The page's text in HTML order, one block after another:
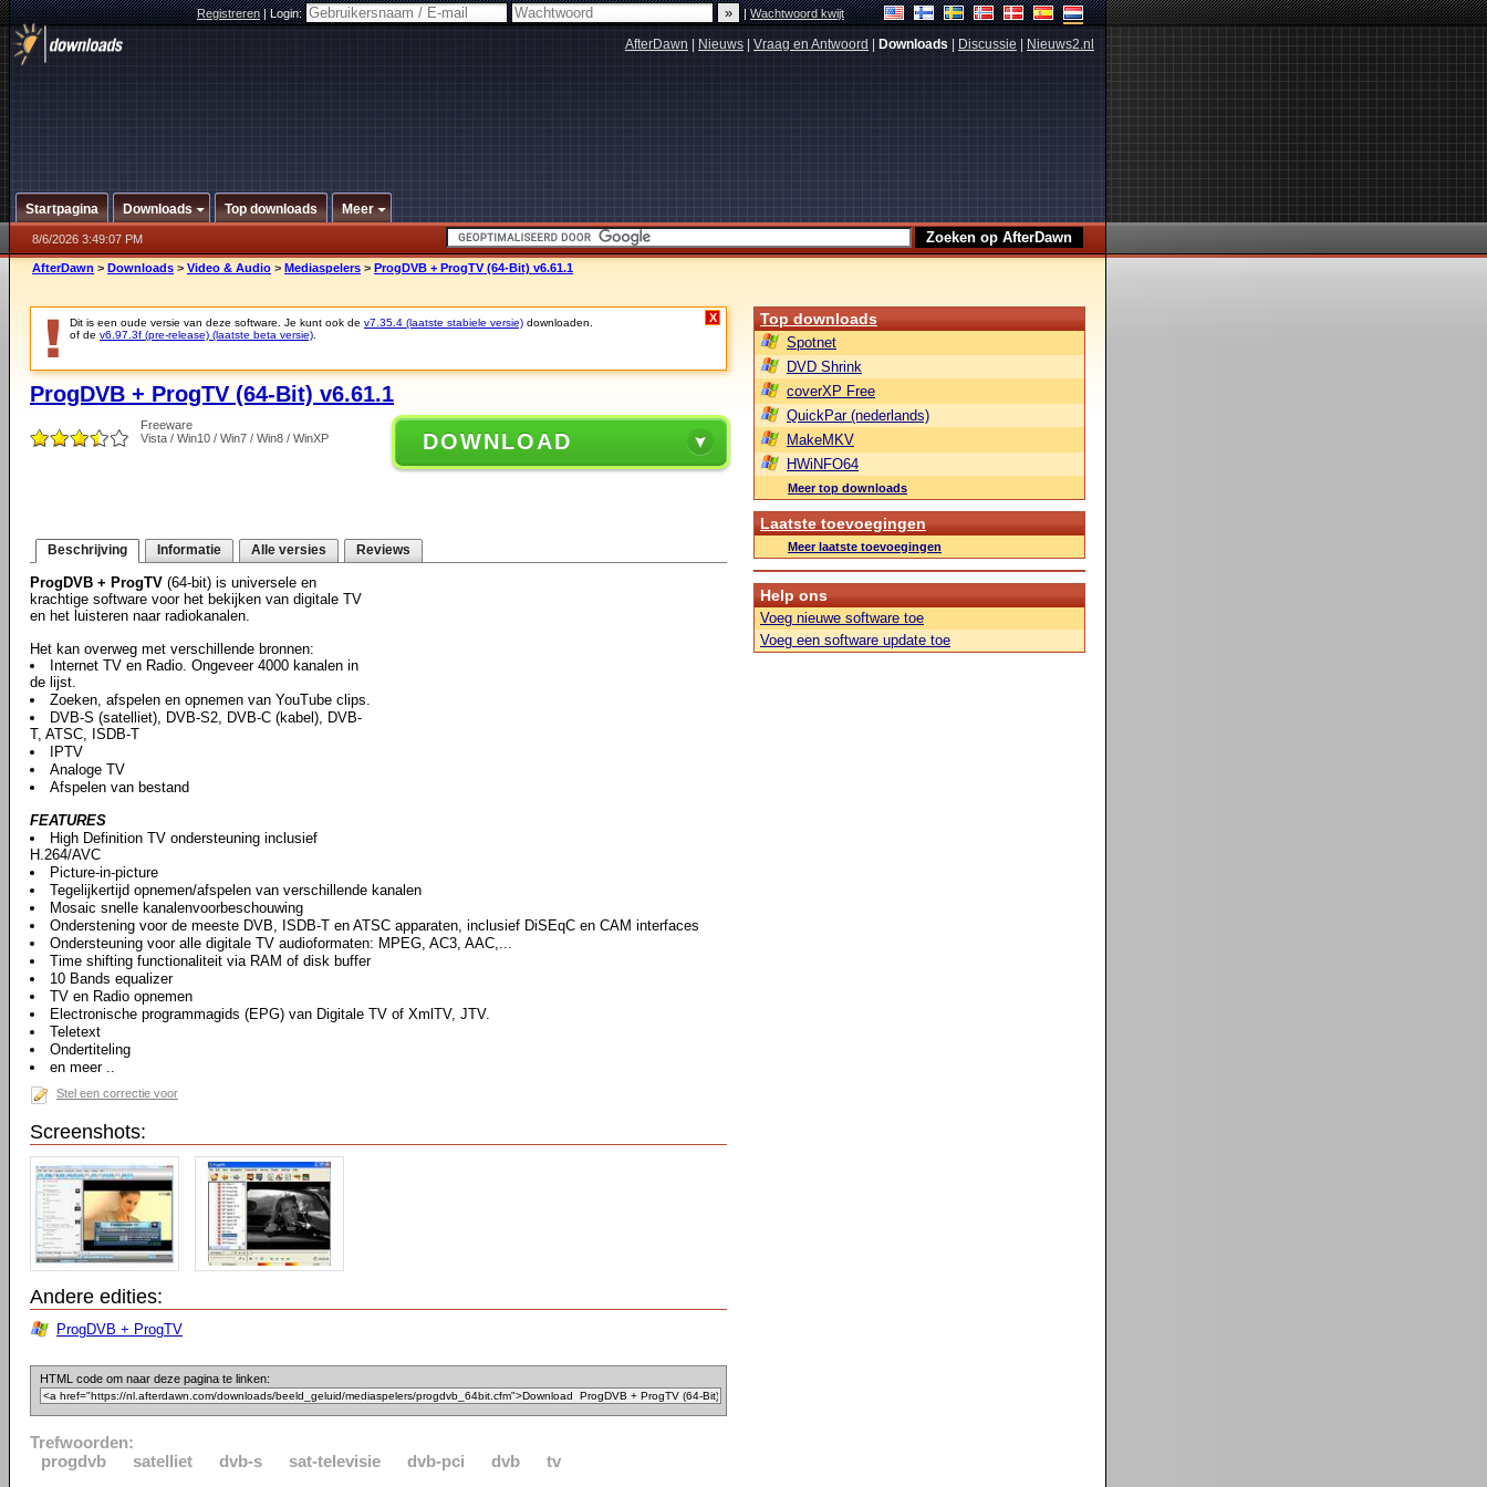
Registreren|Login: |Wachtwoord kwijt
AfterDawn Nieuws Vraag en Antwoord Downloads Discussie Nieuws2.nl
Startpagina Downloads Top downloads Meer
8/6/2026 3:49:07 PM
AfterDawn > Downloads > Video & Audio > Mediaspelers > ProgDVB + ProgTV (64-Bit) v6.61.1
Dit is een oude versie van deze software. Je kunt ook de v7.35.4 (laatste stabiele versie) downloaden.
of de v6.97.3f (pre-release) (laatste beta versie)
X
ProgDVB + ProgTV (64-Bit) v6.61.1
Freeware
Vista / Win10 / Win7 / Win8 / WinXP
DOWNLOAD
Beschrijving Informatie Alle versies Reviews
ProgDVB + ProgTV (64-bit) is universele en
krachtige software voor het bekijken van digitale TV
en het luisteren naar radiokanalen.
Het kan overweg met verschillende bronnen:
Internet TV en Radio. Ongeveer 4000 kanalen in
de lijst.
Zoeken, afspelen en opnemen van YouTube clips.
DVB-S (satelliet), DVB-S2, DVB-C (kabel), DVB-
T, ATSC, ISDB-T
IPTV
Analoge TV
Afspelen van bestand
FEATURES
High Definition TV ondersteuning inclusief
H.264/AVC
Picture-in-picture
Tegelijkertijd opnemen/afspelen van verschillende kanalen
Mosaic snelle kanalenvoorbeschouwing
Onderstening voor de meeste DVB, ISDB-T en ATSC apparaten, inclusief DiSEqC en CAM interfaces
Ondersteuning voor alle digitale TV audioformaten: MPEG, AC3, AAC,...
Time shifting functionaliteit via RAM of disk buffer
10 Bands equalizer
TV en Radio opnemen
Electronische programmagids (EPG) van Digitale TV of XmlTV, JTV.
Teletext
Ondertiteling
en meer ..
Stel een correctie voor
Screenshots:
Andere edities:
ProgDVB + ProgTV
HTML code om naar deze pagina te linken:
Trefwoorden:
progdvb
satelliet dvb-s sat-televisie dvb-pci dvb tv
Top downloads
Spotnet
DVD Shrink
coverXP Free
QuickPar (nederlands)
MakeMKV
HWiNFO64
Meer top downloads
Laatste toevoegingen
Meer laatste toevoegingen
Help ons
Voeg nieuwe software toe
Voeg een software update toe